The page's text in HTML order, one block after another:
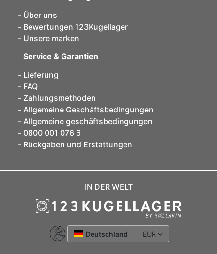
Über uns
Bewertungen 123Kugellager
Unsere marken
Service & Garantien
Lieferung
FAQ
Zahlungsmethoden
Allgemeine Geschäftsbedingungen
Allgemeine geschäftsbedingungen
0800 001 076 6
Rückgaben und Erstattungen
IN DER WELT
Deutschland EUR